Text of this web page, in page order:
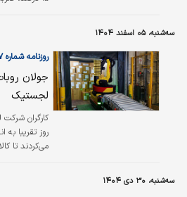
سه‌شنبه، ۰۵ اسفند ۱۴۰۴
روزنامه شماره ۶۵۱۷
جولان
لجستیک
روز تقریبا به
می‌کردند تا
سه‌شنبه، ۳۰ دی ۱۴۰۴